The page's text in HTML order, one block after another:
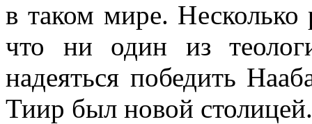
в таком мире.
что ни один из
надеяться победить
Тиир был новой